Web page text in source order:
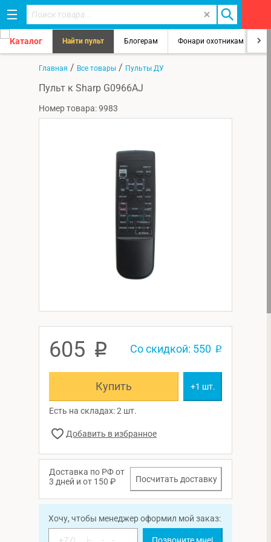
Каталог Найти пульт Блогерам Фонари охотникам
Главная / Все товары / Пульты ДУ
Пульт к Sharp G0966AJ
Номер товара: 9983
605 p Со скидкой: 550 p
Купить +1 шт.
Есть на складах: 2 шт.
Доставка по РФ от
3 дней и от 150 ₽
Посчитать доставку
Хочу, чтобы менеджер оформил мой заказ:
Позвоните мне!